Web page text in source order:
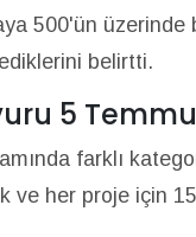
500'ün üzerinde
belirtti.
5
farklı
ve her proje için